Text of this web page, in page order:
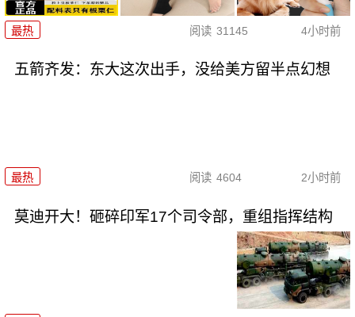
最热 阅读 31145 4小时前
五箭齐发：东大这次出手，没给美方留半点幻想
最热 阅读 4604 2小时前
莫迪开大！砸碎印军17个司令部，重组指挥结构